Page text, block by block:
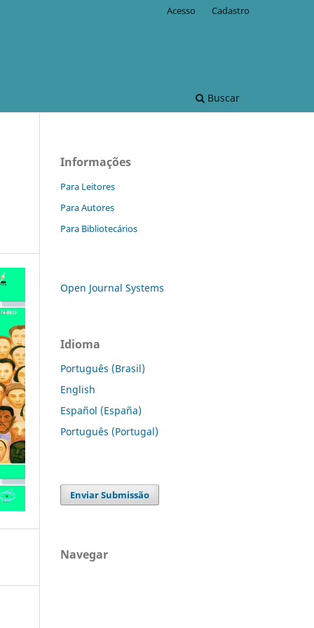
Buscar
Acesso Cadastro
Informações
Para Leitores
Para Autores
Para Bibliotecários
Open Journal Systems
Idioma
Português (Brasil)
English
Español (España)
Português (Portugal)
Enviar Submissão
Navegar